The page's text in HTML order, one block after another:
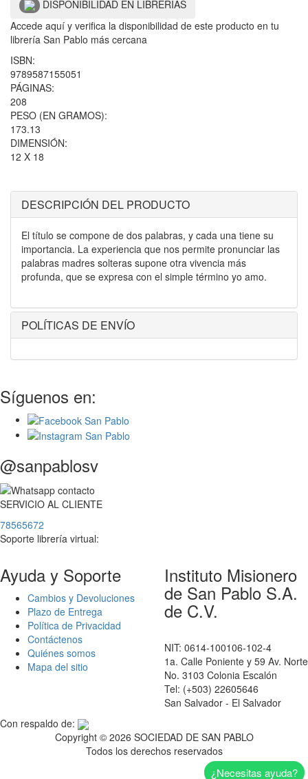
DISPONIBILIDAD EN LIBRERÍAS
Accede aquí y verifica la disponibilidad de este producto en tu
librería San Pablo más cercana
ISBN:
9789587155051
PÁGINAS:
208
PESO (EN GRAMOS):
173.13
DIMENSIÓN:
12 X 18
DESCRIPCIÓN DEL PRODUCTO
El título se compone de dos palabras, y cada una tiene su
importancia. La experiencia que nos permite pronunciar las
palabras madres solteras supone otra vivencia más
profunda, que se expresa con el simple término yo amo.
POLÍTICAS DE ENVÍO
Síguenos en:
@sanpablosv
SERVICIO AL CLIENTE
78565672
Soporte librería virtual:
Ayuda y Soporte
Cambios y Devoluciones
Plazo de Entrega
Política de Privacidad
Contáctenos
Quiénes somos
Mapa del sitio
Instituto Misionero
de San Pablo S.A.
de C.V.
NIT: 0614-100106-102-4
1a. Calle Poniente y 59 Av. Norte
No. 3103 Colonia Escalón
Tel: (+503) 22605646
San Salvador - El Salvador
Con respaldo de:
Copyright © 2026 SOCIEDAD DE SAN PABLO
Todos los derechos reservados
¿Necesitas ayuda?